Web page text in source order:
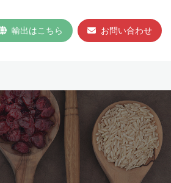
輸出はこちら お問い合わせ